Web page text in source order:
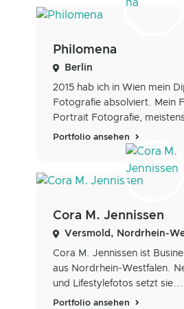
Philomena
Berlin
2015 hab ich in Wien mein
Fotografie absolviert. Mein
Portrait Fotografie,
Portfolio ansehen
Cora M. Jennissen
Versmold, Nordrhein-
Cora M. Jennissen ist
aus Nordrhein-Westfalen.
und Lifestylefotos setzt sie...
Portfolio ansehen